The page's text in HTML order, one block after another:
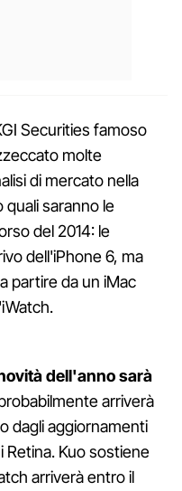
Securities famoso
molte
di mercato nella
quali saranno le
del 2014: le
dell'iPhone 6, ma
partire da un iMac
dell'anno sarà
arriverà
dagli aggiornamenti
Retina. Kuo sostiene
arriverà entro il